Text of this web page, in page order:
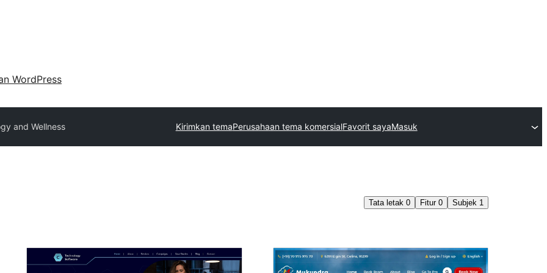
WordPress
and Wellness Kirimkan temaPerusahaan tema komersialFavorit sayaMasuk
Tata letak 0 Fitur 0 Subjek 1